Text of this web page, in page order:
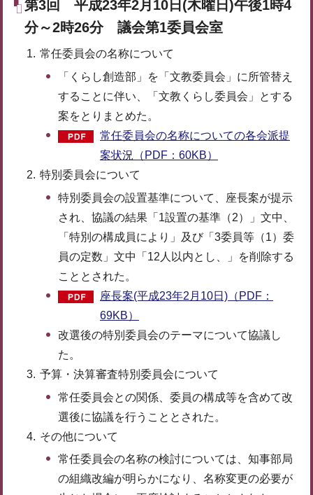
第3回 平成23年2月10日(木曜日)午後1時4
分～2時26分 議会第1委員会室
常任委員会の名称について
「くらし創造部」を「文教委員会」に所管替え
することに伴い、「文教くらし委員会」とする
案をとりまとめた。
常任委員会の名称についての各会派提
案状況（PDF：60KB）
特別委員会について
特別委員会の設置基準について、座長案が提示
され、協議の結果「1設置の基準（2）」文中、
「特別の構成員により」及び「3委員等（1）委
員の定数」文中「12人以内とし、」を削除する
こととされた。
座長案(平成23年2月10日)（PDF：
69KB）
改選後の特別委員会のテーマについて協議し
た。
予算・決算審査特別委員会について
常任委員会との関係、委員の構成等を含めて改
選後に協議を行うこととされた。
その他について
常任委員会の名称の検討については、知事部局
の組織改編が明らかになり、名称変更の必要が